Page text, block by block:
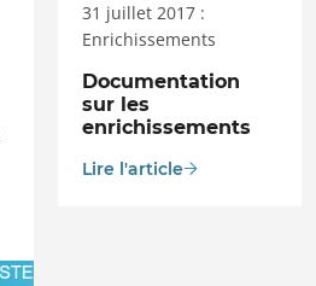
31 juillet 2017 :
Enrichissements
Documentation
sur les
enrichissements
Lire l'article